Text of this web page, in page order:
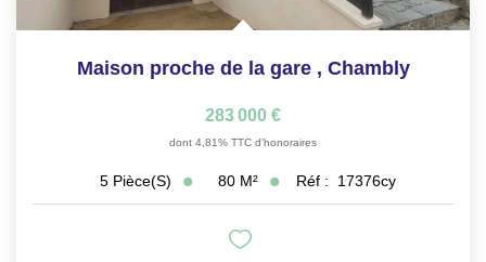
Maison proche de la gare , Chambly
283 000 €
dont 4,81% TTC d'honoraires
5 Pièce(s) 80 M² Réf : 17376cy